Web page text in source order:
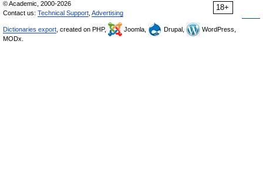
18+
© Academic, 2000-2026
Contact us: Technical Support Advertising
Dictionaries export , created on PHP, Joomla, Drupal,
WordPress,
MODx.